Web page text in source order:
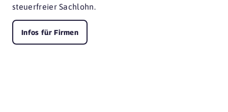
steuerfreier Sachlohn.
Infos für Firmen